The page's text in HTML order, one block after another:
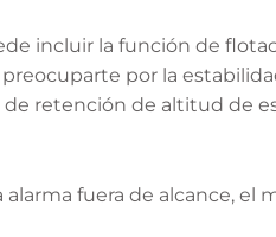
incluir la función de
por la
retención de altitud de
fuera de alcance, el